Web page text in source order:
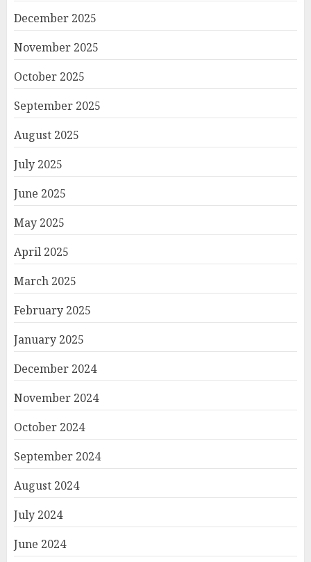
December 2025
November 2025
October 2025
September 2025
August 2025
July 2025
June 2025
May 2025
April 2025
March 2025
February 2025
January 2025
December 2024
November 2024
October 2024
September 2024
August 2024
July 2024
June 2024